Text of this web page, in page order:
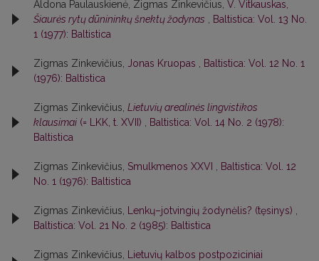
Aldona Paulauskienė, Zigmas Zinkevičius, V. Vitkauskas,
Šiaurės rytų dūnininkų šnektų žodynas
Baltistica: Vol. 13 No.
1 (1977): Baltistica
Zigmas Zinkevičius, Jonas Kruopas
Baltistica: Vol. 12 No. 1
(1976): Baltistica
Zigmas Zinkevičius, Lietuvių arealinės lingvistikos
klausimai (= LKK, t. XVII)
Baltistica: Vol. 14 No. 2 (1978):
Baltistica
Zigmas Zinkevičius, Smulkmenos XXVI
Baltistica: Vol. 12
No. 1 (1976): Baltistica
Zigmas Zinkevičius, Lenkų–jotvingių žodynėlis? (tęsinys)
Baltistica: Vol. 21 No. 2 (1985): Baltistica
Zigmas Zinkevičius,
Lietuvių kalbos postpoziciniai